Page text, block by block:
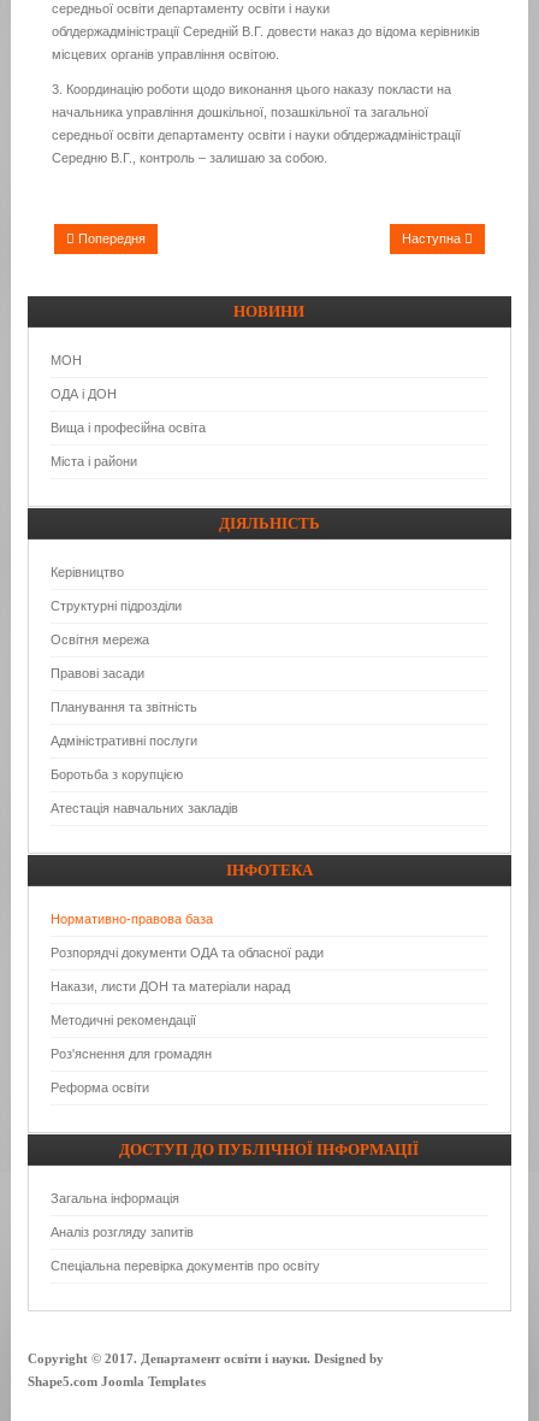
середньої освіти департаменту освіти і науки
облдержадміністрації Середній В.Г. довести наказ до відома керівників
місцевих органів управління освітою.
3. Координацію роботи щодо виконання цього наказу покласти на
начальника управління дошкільної, позашкільної та загальної
середньої освіти департаменту освіти і науки облдержадміністрації
Середню В.Г., контроль – залишаю за собою.
Попередня Наступна
НОВИНИ
МОН
ОДА і ДОН
Вища і професійна освіта
Міста і райони
ДІЯЛЬНІСТЬ
Керівництво
Структурні підрозділи
Освітня мережа
Правові засади
Планування та звітність
Адміністративні послуги
Боротьба з корупцією
Атестація навчальних закладів
ІНФОТЕКА
Нормативно-правова база
Розпорядчі документи ОДА та обласної ради
Накази, листи ДОН та матеріали нарад
Методичні рекомендації
Роз'яснення для громадян
Реформа освіти
ДОСТУПДО ПУБЛІЧНОЇ ІНФОРМАЦІЇ
Загальна інформація
Аналіз розгляду запитів
Спеціальна перевірка документів про освіту
Copyright © 2017. Департамент освіти і науки. Designed by
Shape5.com Joomla Templates